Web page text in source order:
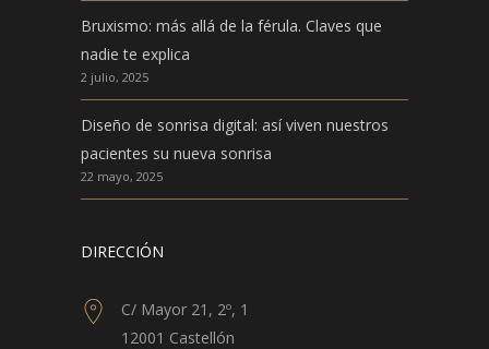
Bruxismo: más allá de la férula. Claves que
nadie te explica
2 julio, 2025
Diseño de sonrisa digital: así viven nuestros
pacientes su nueva sonrisa
22 mayo, 2025
DIRECCIÓN
C/ Mayor 21, 2º, 1
12001 Castellón